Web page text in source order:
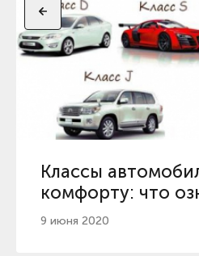
Классы
комфорту: что
D
9 июня 2020